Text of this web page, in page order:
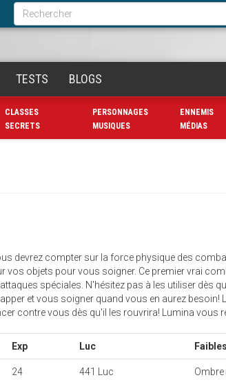
Formulaire
de
recherche
Rechercher
TESTS BLOGS
CLASSES PERSONNAGES ENNEMIS
SECRETS MUSIQUES MÉDIAS
devrez compter sur la force physique des
vos objets pour vous soigner. Ce premier vrai
spéciales. N'hésitez pas à les utiliser dès
et vous soigner quand vous en aurez besoin!
contre vous dès qu'il les rouvrira! Lumina vous
Exp Luc
24 441 Luc Ombre